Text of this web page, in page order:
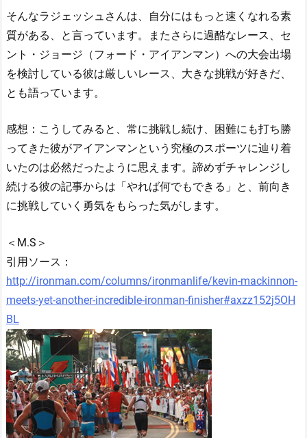
そんなラジェッシュさんは、自分にはもっと速くなれる素
質がある、と言っています。またさらに過酷なレース、セ
ント・ジョージ（フォード・アイアンマン）への大会出場
を検討している彼は厳しいレース、大きな挑戦が好きだ、
とも語っています。
感想：こうしてみると、常に挑戦し続け、困難にも打ち勝
ってきた彼がアイアンマンという究極のスポーツに辿り着
いたのは必然だったように思えます。諦めずチャレンジし
続ける彼の記事からは「やれば何でもできる」と、前向き
に挑戦していく勇気をもらった気がします。
＜M.S＞
引用ソース：
http://ironman.com/columns/ironmanlife/kevin-mackinnon-
meets-yet-another-incredible-ironman-finisher#axzz152j5OH
BL